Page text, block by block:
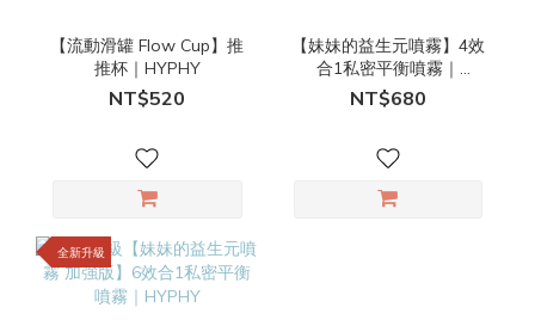
【流動滑罐 Flow Cup】推
推杯｜HYPHY
NT$520
【妹妹的益生元噴霧】4效
合1私密平衡噴霧｜
HYPHY
NT$680
全新升級